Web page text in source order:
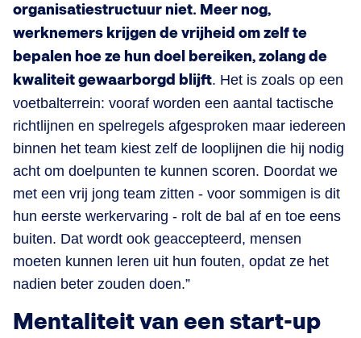
organisatiestructuur niet. Meer nog,
werknemers krijgen de vrijheid om zelf te
bepalen hoe ze hun doel bereiken, zolang de
kwaliteit gewaarborgd blijft. Het is zoals op een
voetbalterrein: vooraf worden een aantal tactische
richtlijnen en spelregels afgesproken maar iedereen
binnen het team kiest zelf de looplijnen die hij nodig
acht om doelpunten te kunnen scoren. Doordat we
met een vrij jong team zitten - voor sommigen is dit
hun eerste werkervaring - rolt de bal af en toe eens
buiten. Dat wordt ook geaccepteerd, mensen
moeten kunnen leren uit hun fouten, opdat ze het
nadien beter zouden doen.”
Mentaliteit van een start-up